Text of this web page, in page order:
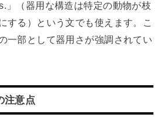
」（器用な構造は特定の動物が枝
する）という文でも使えます。こ
一部として器用さが強調されてい
注意点